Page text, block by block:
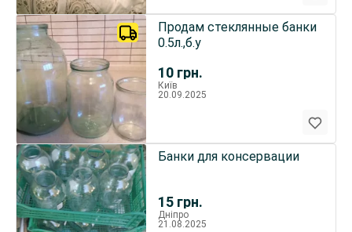
10 грн.
Продам стеклянные банки
0.5л.,б.у
Київ
20.09.2025
15 грн.
Банки для консервации
Дніпро
21.08.2025